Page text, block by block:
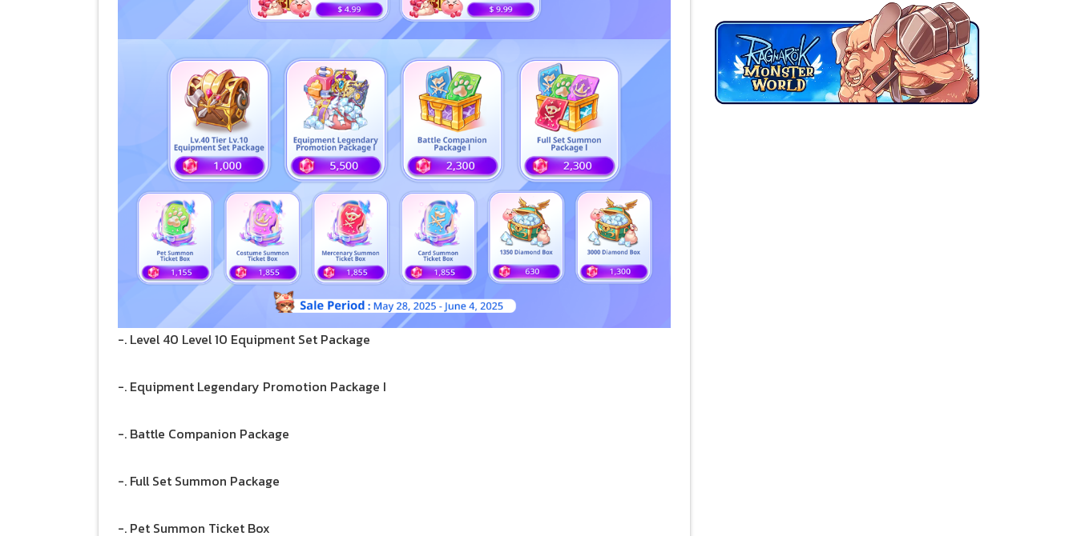
-. Level 40 Level 10 Equipment Set Package
-. Equipment Legendary Promotion Package I
-. Battle Companion Package
-. Full Set Summon Package
-. Pet Summon Ticket Box